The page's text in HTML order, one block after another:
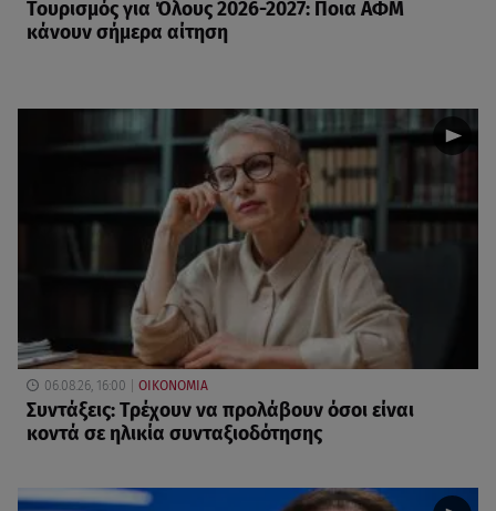
Τουρισμός για Όλους 2026-2027: Ποια ΑΦΜ
κάνουν σήμερα αίτηση
06.08.26, 16:00 ΟΙΚΟΝΟΜΙΑ
Συντάξεις: Τρέχουν να προλάβουν όσοι είναι
κοντά σε ηλικία συνταξιοδότησης